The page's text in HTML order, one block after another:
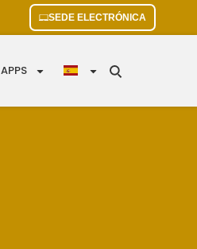
SEDE ELECTRÓNICA
APPS